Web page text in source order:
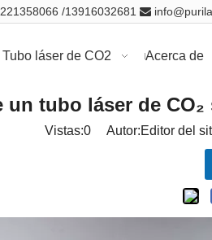
/13916032681 
Tubo láser de CO2 Acerca de
un tubo láser de
Vistas:0Autor:Editor del